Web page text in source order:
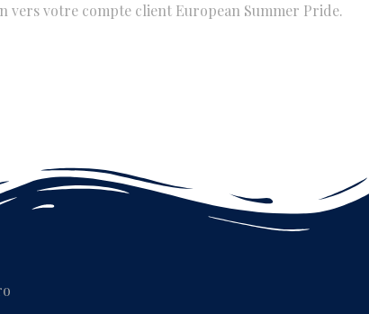
vers votre compte client European Summer Pride.